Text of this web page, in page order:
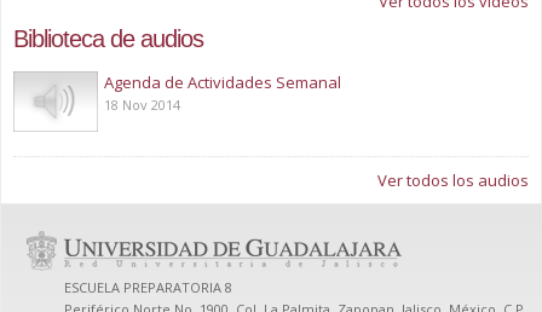
Biblioteca de audios
Play
Agenda de Actividades Semanal
18 Nov 2014
Ver todos los audios
ESCUELA PREPARATORIA 8
Periférico Norte No. 1900, Col. La Palmita, Zapopan, Jalisco, México. C.P.